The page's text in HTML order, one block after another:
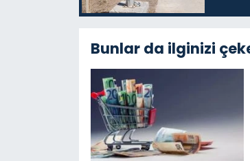
Bunlar da ilginizi